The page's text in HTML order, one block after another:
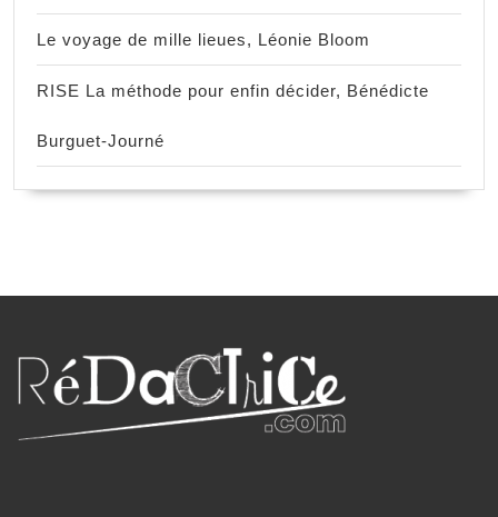
Le voyage de mille lieues, Léonie Bloom
RISE La méthode pour enfin décider, Bénédicte
Burguet-Journé